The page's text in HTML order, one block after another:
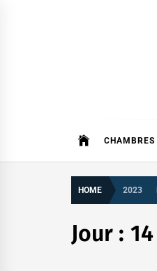
CHAMBRES
HOME 2023
Jour :